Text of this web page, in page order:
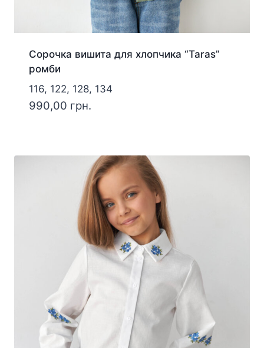
Сорочка вишита для хлопчика “Taras”
ромби
116, 122, 128, 134
990,00 грн.